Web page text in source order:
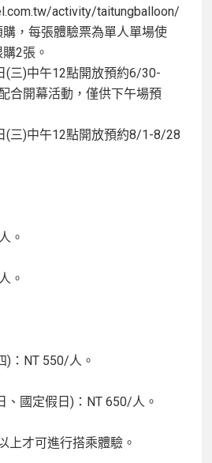
activity/taitungballoon/
，每張體驗票為單人單場使
2張。
(三)中午12點開放預約6/30-
合開幕活動，僅供下午場預
(三)中午12點開放預約8/1-8/28
。
。
)：NT 550/人。
、國定假日)：NT 650/人。
上才可進行搭乘體驗。